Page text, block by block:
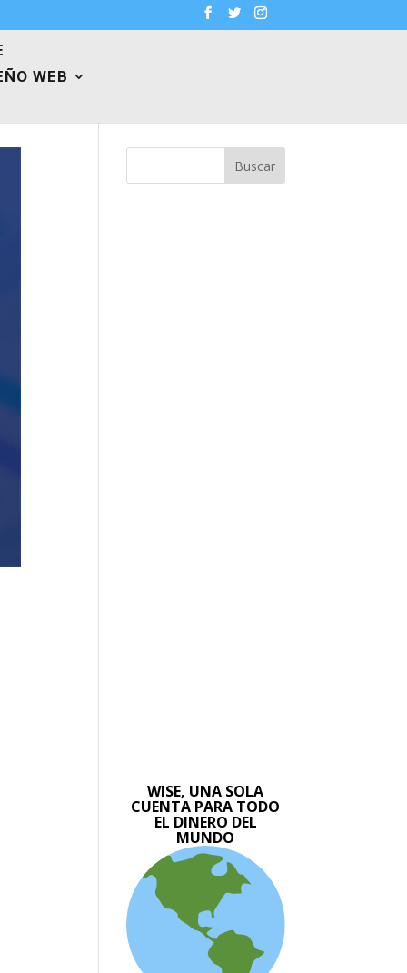
WEB
Buscar
WISE, UNA SOLA
CUENTA PARA TODO
EL DINERO DEL
MUNDO